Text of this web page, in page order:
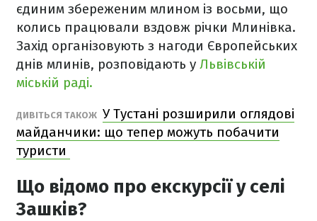
єдиним збереженим млином із восьми, що
колись працювали вздовж річки Млинівка.
Захід організовують з нагоди Європейських
днів млинів, розповідають у Львівській
міській раді.
ДИВІТЬСЯ ТАКОЖ У Тустані розширили оглядові
майданчики: що тепер можуть побачити
туристи
Що відомо про екскурсії у селі
Зашків?